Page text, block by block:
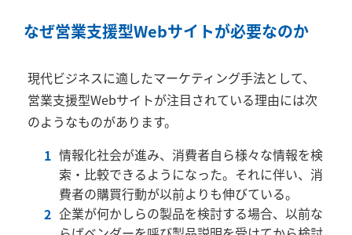
なぜ営業支援型Webサイトが必要なのか
現代ビジネスに適したマーケティング手法として、
営業支援型Webサイトが注目されている理由には次
のようなものがあります。
情報化社会が進み、消費者自ら様々な情報を検
索・比較できるようになった。それに伴い、消
費者の購買行動が以前よりも伸びている。
企業が何かしらの製品を検討する場合、以前な